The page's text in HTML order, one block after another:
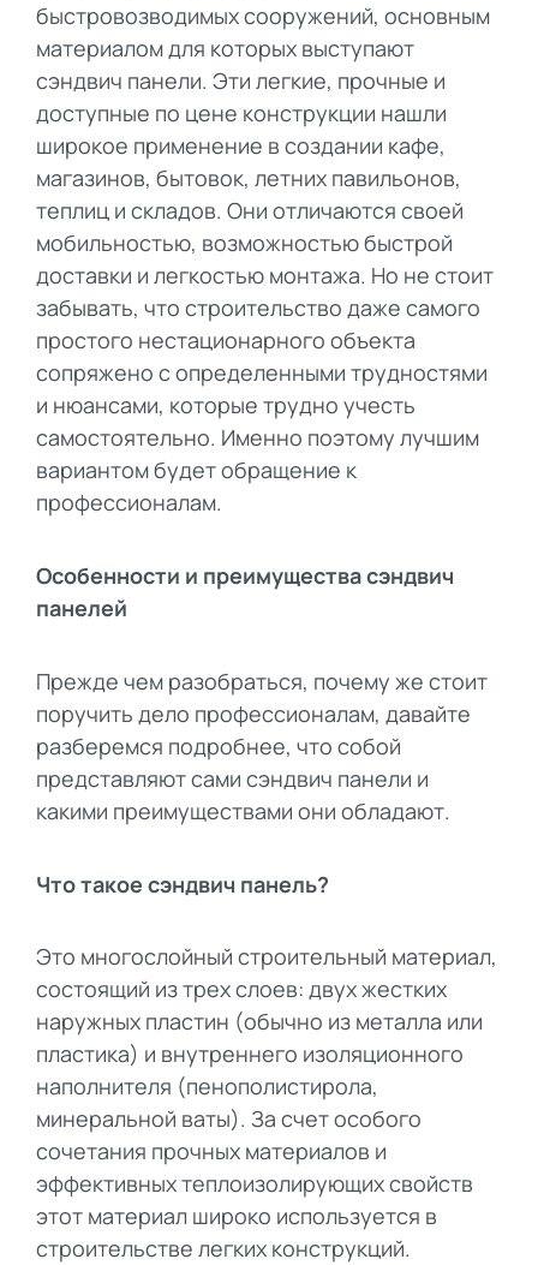
быстровозводимых сооружений, основным
материалом для которых выступают
сэндвич панели. Эти легкие, прочные и
доступные по цене конструкции нашли
широкое применение в создании кафе,
магазинов, бытовок, летних павильонов,
теплиц и складов. Они отличаются своей
мобильностью, возможностью быстрой
доставки и легкостью монтажа. Но не стоит
забывать, что строительство даже самого
простого нестационарного объекта
сопряжено с определенными трудностями
и нюансами, которые трудно учесть
самостоятельно. Именно поэтому лучшим
вариантом будет обращение к
профессионалам.
Особенности и преимущества сэндвич
панелей
Прежде чем разобраться, почему же стоит
поручить дело профессионалам, давайте
разберемся подробнее, что собой
представляют сами сэндвич панели и
какими преимуществами они обладают.
Что такое сэндвич панель?
Это многослойный строительный материал,
состоящий из трех слоев: двух жестких
наружных пластин (обычно из металла или
пластика) и внутреннего изоляционного
наполнителя (пенополистирола,
минеральной ваты). За счет особого
сочетания прочных материалов и
эффективных теплоизолирующих свойств
этот материал широко используется в
строительстве легких конструкций.